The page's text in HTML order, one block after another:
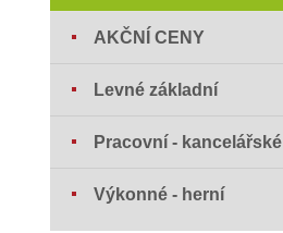
AKČNÍ CENY
Levné základní
Pracovní - kancelářské
Výkonné - herní